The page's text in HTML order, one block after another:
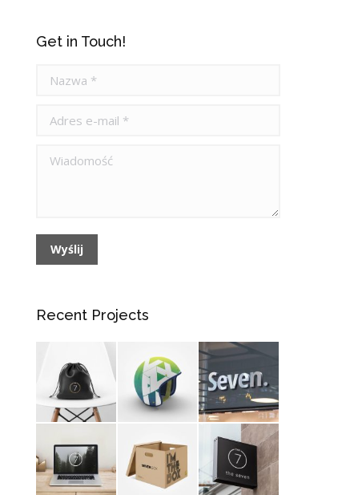
Get in Touch!
Nazwa *
Adres e-mail *
Wiadomość
Wyślij
Recent Projects